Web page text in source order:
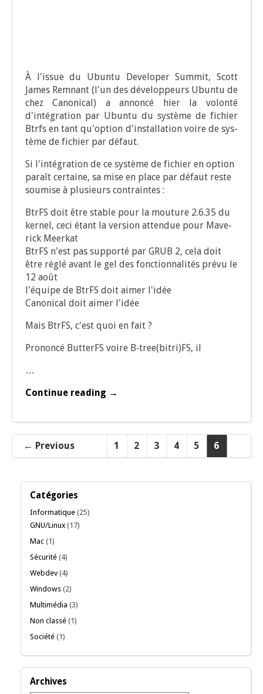
À l'issue du Ubun­tu Deve­lo­per Sum­mit, Scott
James Rem­nant (l'un des déve­lop­peurs Ubun­tu de
chez Cano­ni­cal) a annon­cé hier la volon­té
d'intégration par Ubun­tu du sys­tème de fichier
Btrfs en tant qu'option d'installation voire de sys­
tème de fichier par défaut.
Si l'intégration de ce sys­tème de fichier en option
paraît cer­taine, sa mise en place par défaut reste
sou­mise à plu­sieurs contraintes :
BtrFS doit être stable pour la mou­ture 2.6.35 du
ker­nel, ceci étant la ver­sion atten­due pour Mave­
rick Meerkat
BtrFS n'est pas sup­por­té par GRUB 2, cela doit
être réglé avant le gel des fonc­tion­na­li­tés pré­vu le
12 août
l'équipe de BtrFS doit aimer l'idée
Cano­ni­cal doit aimer l'idée
Mais BtrFS, c'est quoi en fait ?
Pro­non­cé But­terFS voire B‑tree(bitri)FS, il
…
Continue reading →
← Previous 1 2 3 4 5 6
Catégories
Informatique (25)
GNU/Linux (17)
Mac (1)
Sécurité (4)
Webdev (4)
Windows (2)
Multimédia (3)
Non classé (1)
Société (1)
Archives